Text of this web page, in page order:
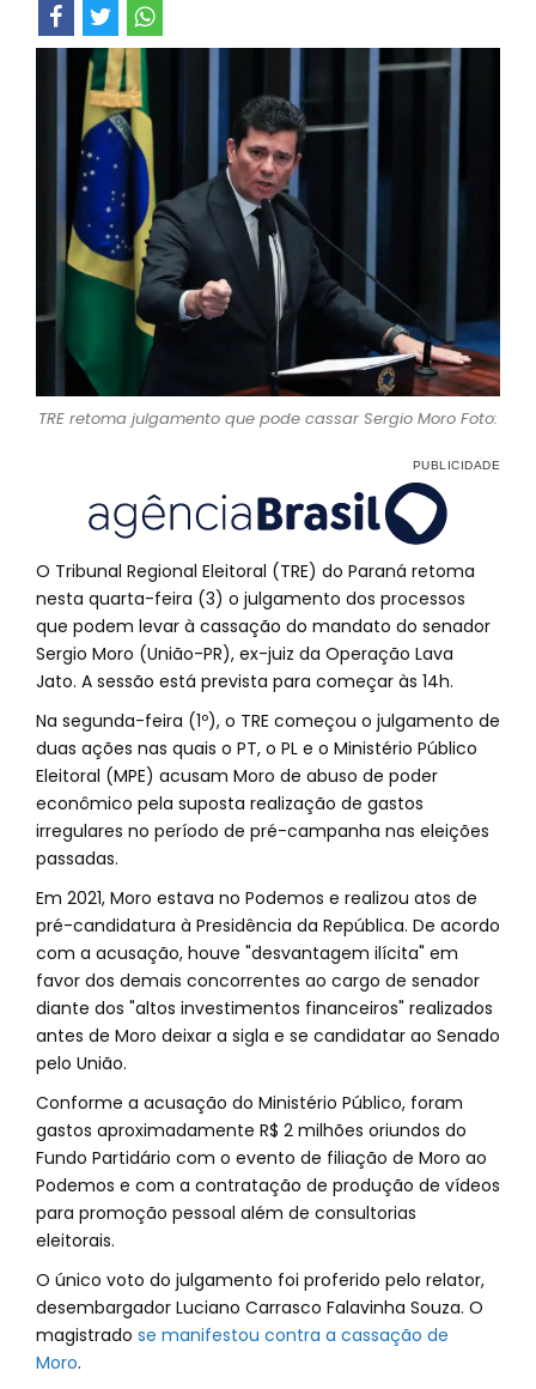
TRE retoma julgamento que pode cassar Sergio Moro Foto:
O Tribunal Regional Eleitoral (TRE) do Paraná retoma
nesta quarta-feira (3) o julgamento dos processos
que podem levar à cassação do mandato do senador
Sergio Moro (União-PR), ex-juiz da Operação Lava
Jato. A sessão está prevista para começar às 14h.
Na segunda-feira (1º), o TRE começou o julgamento de
duas ações nas quais o PT, o PL e o Ministério Público
Eleitoral (MPE) acusam Moro de abuso de poder
econômico pela suposta realização de gastos
irregulares no período de pré-campanha nas eleições
passadas.
Em 2021, Moro estava no Podemos e realizou atos de
pré-candidatura à Presidência da República. De acordo
com a acusação, houve "desvantagem ilícita" em
favor dos demais concorrentes ao cargo de senador
diante dos "altos investimentos financeiros" realizados
antes de Moro deixar a sigla e se candidatar ao Senado
pelo União.
Conforme a acusação do Ministério Público, foram
gastos aproximadamente R$ 2 milhões oriundos do
Fundo Partidário com o evento de filiação de Moro ao
Podemos e com a contratação de produção de vídeos
para promoção pessoal além de consultorias
eleitorais.
O único voto do julgamento foi proferido pelo relator,
desembargador Luciano Carrasco Falavinha Souza. O
magistrado se manifestou contra a cassação de
Moro.